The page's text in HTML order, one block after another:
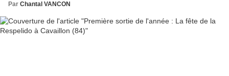
Par Chantal VANCON